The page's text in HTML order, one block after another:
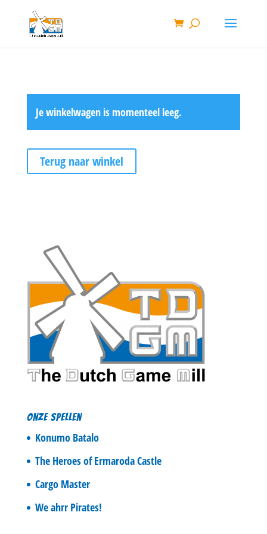
Je winkelwagen is momenteel leeg.
Terug naar winkel
Onze spellen
Konumo Batalo
The Heroes of Ermaroda Castle
Cargo Master
We ahrr Pirates!